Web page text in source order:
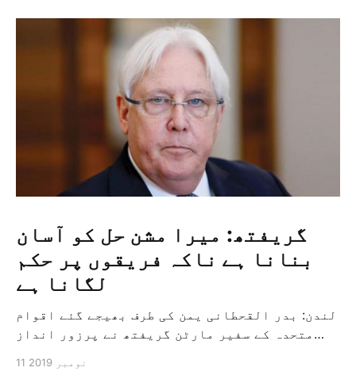
گریفتھ: میرا مشن حل کو آسان
بنانا ہے ناکہ فریقوں پر حکم
لگانا ہے
لندن: بدر القحطانی یمن کی طرف بھیجے گئے اقوام
متحدہ کے سفیر مارٹن گریفتھ نے پرزور انداز
ثالثی اور اس کشمکش کی حدبندی کرنے کے لئے ایک
11 نومبر 2019